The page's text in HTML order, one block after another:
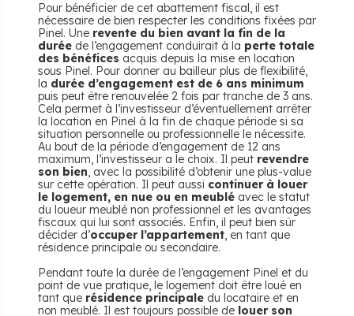
Pour bénéficier de cet abattement fiscal, il est
nécessaire de bien respecter les conditions fixées par
Pinel. Une revente du bien avant la fin de la
durée de l’engagement conduirait à la perte totale
des bénéfices acquis depuis la mise en location
sous Pinel. Pour donner au bailleur plus de flexibilité,
la durée d’engagement est de 6 ans minimum
puis peut être renouvelée 2 fois par tranche de 3 ans.
Cela permet à l’investisseur d’éventuellement arrêter
la location en Pinel à la fin de chaque période si sa
situation personnelle ou professionnelle le nécessite.
Au bout de la période d’engagement de 12 ans
maximum, l’investisseur a le choix. Il peut revendre
son bien, avec la possibilité d’obtenir une plus-value
sur cette opération. Il peut aussi continuer à louer
le logement, en nue ou en meublé avec le statut
du loueur meublé non professionnel et les avantages
fiscaux qui lui sont associés. Enfin, il peut bien sûr
décider d’occuper l’appartement, en tant que
résidence principale ou secondaire.
Pendant toute la durée de l’engagement Pinel et du
point de vue pratique, le logement doit être loué en
tant que résidence principale du locataire et en
non meublé. Il est toujours possible de louer son